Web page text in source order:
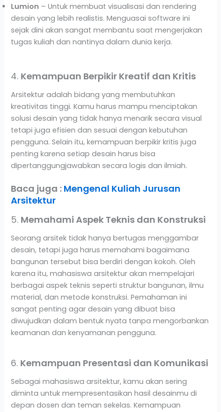
Lumion – Untuk membuat visualisasi dan rendering
desain yang lebih realistis. Menguasai software ini
sejak dini akan sangat membantu saat mengerjakan
tugas kuliah dan nantinya dalam dunia kerja.
4. Kemampuan Berpikir Kreatif dan Kritis
Arsitektur adalah bidang yang membutuhkan
kreativitas tinggi. Kamu harus mampu menciptakan
solusi desain yang tidak hanya menarik secara visual
tetapi juga efisien dan sesuai dengan kebutuhan
pengguna. Selain itu, kemampuan berpikir kritis juga
penting karena setiap desain harus bisa
dipertanggungjawabkan secara logis dan ilmiah.
Baca juga : Mengenal Kuliah Jurusan
Arsitektur
5. Memahami Aspek Teknis dan Konstruksi
Seorang arsitek tidak hanya bertugas menggambar
desain, tetapi juga harus memahami bagaimana
bangunan tersebut bisa berdiri dengan kokoh. Oleh
karena itu, mahasiswa arsitektur akan mempelajari
berbagai aspek teknis seperti struktur bangunan, ilmu
material, dan metode konstruksi. Pemahaman ini
sangat penting agar desain yang dibuat bisa
diwujudkan dalam bentuk nyata tanpa mengorbankan
keamanan dan kenyamanan pengguna.
6. Kemampuan Presentasi dan Komunikasi
Sebagai mahasiswa arsitektur, kamu akan sering
diminta untuk mempresentasikan hasil desainmu di
depan dosen dan teman sekelas. Kemampuan